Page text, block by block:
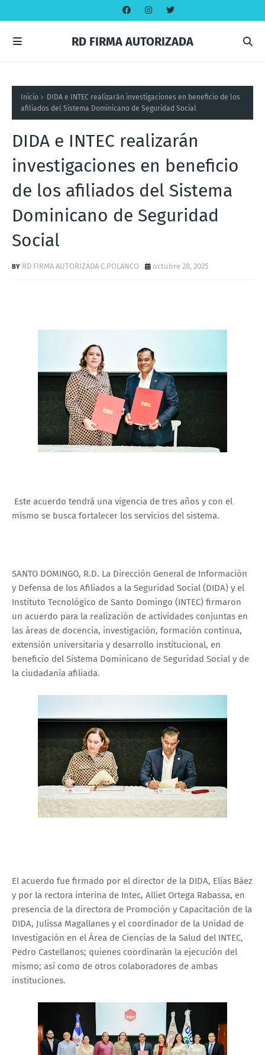
RD FIRMA AUTORIZADA
Inicio
DIDA e INTEC realizarán investigaciones en beneficio de los
afiliados del Sistema Dominicano de Seguridad Social
DIDA e INTEC realizarán
investigaciones en beneficio
de los afiliados del Sistema
Dominicano de Seguridad
Social
RD FIRMA AUTORIZADA C.POLANCO octubre 28, 2025
Este acuerdo tendrá una vigencia de tres años y con el
mismo se busca fortalecer los servicios del sistema.
SANTO DOMINGO, R.D. La Dirección General de Información
y Defensa de los Afiliados a la Seguridad Social (DIDA) y el
Instituto Tecnológico de Santo Domingo (INTEC) firmaron
un acuerdo para la realización de actividades conjuntas en
las áreas de docencia, investigación, formación continua,
extensión universitaria y desarrollo institucional, en
beneficio del Sistema Dominicano de Seguridad Social y de
la ciudadanía afiliada.
El acuerdo fue firmado por el director de la DIDA, Elías Báez
y por la rectora interina de Intec, Alliet Ortega Rabassa, en
presencia de la directora de Promoción y Capacitación de la
DIDA, Julissa Magallanes y el coordinador de la Unidad de
Investigación en el Área de Ciencias de la Salud del INTEC,
Pedro Castellanos; quienes coordinarán la ejecución del
mismo; así como de otros colaboradores de ambas
instituciones.